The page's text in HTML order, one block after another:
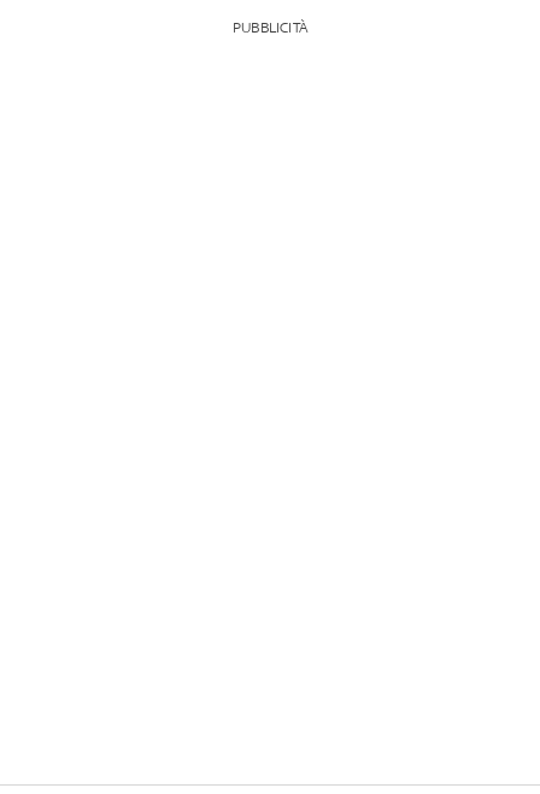
PUBBLICITÀ